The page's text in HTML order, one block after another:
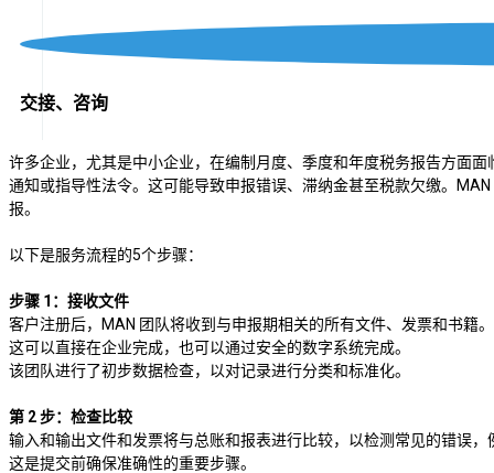
交接、咨询
许多企业，尤其是中小企业，在编制月度、季度和年度税务报告方面
通知或指导性法令。这可能导致申报错误、滞纳金甚至税款欠缴。
报。
以下是服务流程的5个步骤：
步骤 1：接收文件
客户注册后，MAN 团队将收到与申报期相关的所有文件、发票和书籍。
这可以直接在企业完成，也可以通过安全的数字系统完成。
该团队进行了初步数据检查，以对记录进行分类和标准化。
第 2 步：检查比较
输入和输出文件和发票将与总账和报表进行比较，以检测常见的错误
这是提交前确保准确性的重要步骤。